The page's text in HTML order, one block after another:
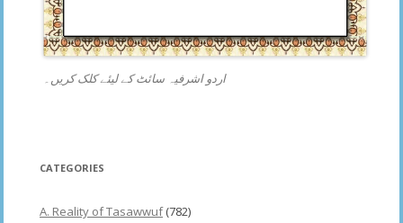
اردو اشرفیہ سائٹ کے لیئے کلک کریں۔
CATEGORIES
A. Reality of Tasawwuf(782)